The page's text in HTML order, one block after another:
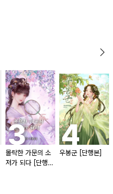
몰락한 가문의 소
저가 되다 [단행
우봉군 [단행본]